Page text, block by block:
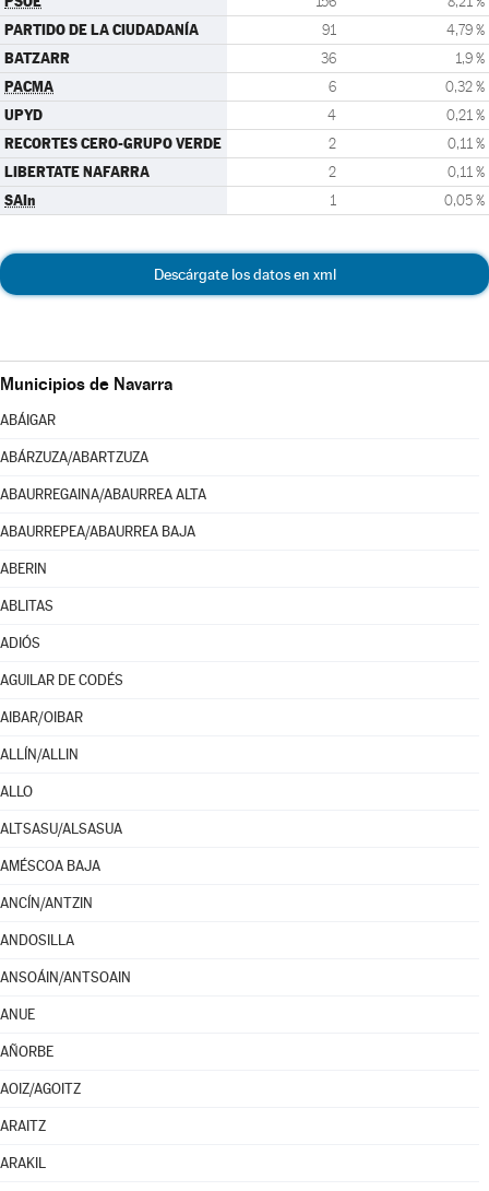
PARTIDO DE LA CIUDADANÍA 91 4,79 %
BATZARR 36 1,9 %
PACMA 6 0,32 %
UPYD 4 0,21 %
RECORTES CERO-GRUPO VERDE 2 0,11 %
LIBERTATE NAFARRA 2 0,11 %
SAIn 1 0,05 %
Descárgate los datos en xml
Municipios de Navarra
ABÁIGAR
ABÁRZUZA/ABARTZUZA
ABAURREGAINA/ABAURREA ALTA
ABAURREPEA/ABAURREA BAJA
ABERIN
ABLITAS
ADIÓS
AGUILAR DE CODÉS
AIBAR/OIBAR
ALLÍN/ALLIN
ALLO
ALTSASU/ALSASUA
AMÉSCOA BAJA
ANCÍN/ANTZIN
ANDOSILLA
ANSOÁIN/ANTSOAIN
ANUE
AÑORBE
AOIZ/AGOITZ
ARAITZ
ARAKIL